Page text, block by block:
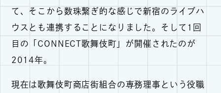
て、そこから数珠繋ぎ的な感じで新宿のライブハ
ウスとも連携することになりました。そして1回
目の「CONNECT歌舞伎町」が開催されたのが
2014年。
現在は歌舞伎町商店街組合の専務理事という役職